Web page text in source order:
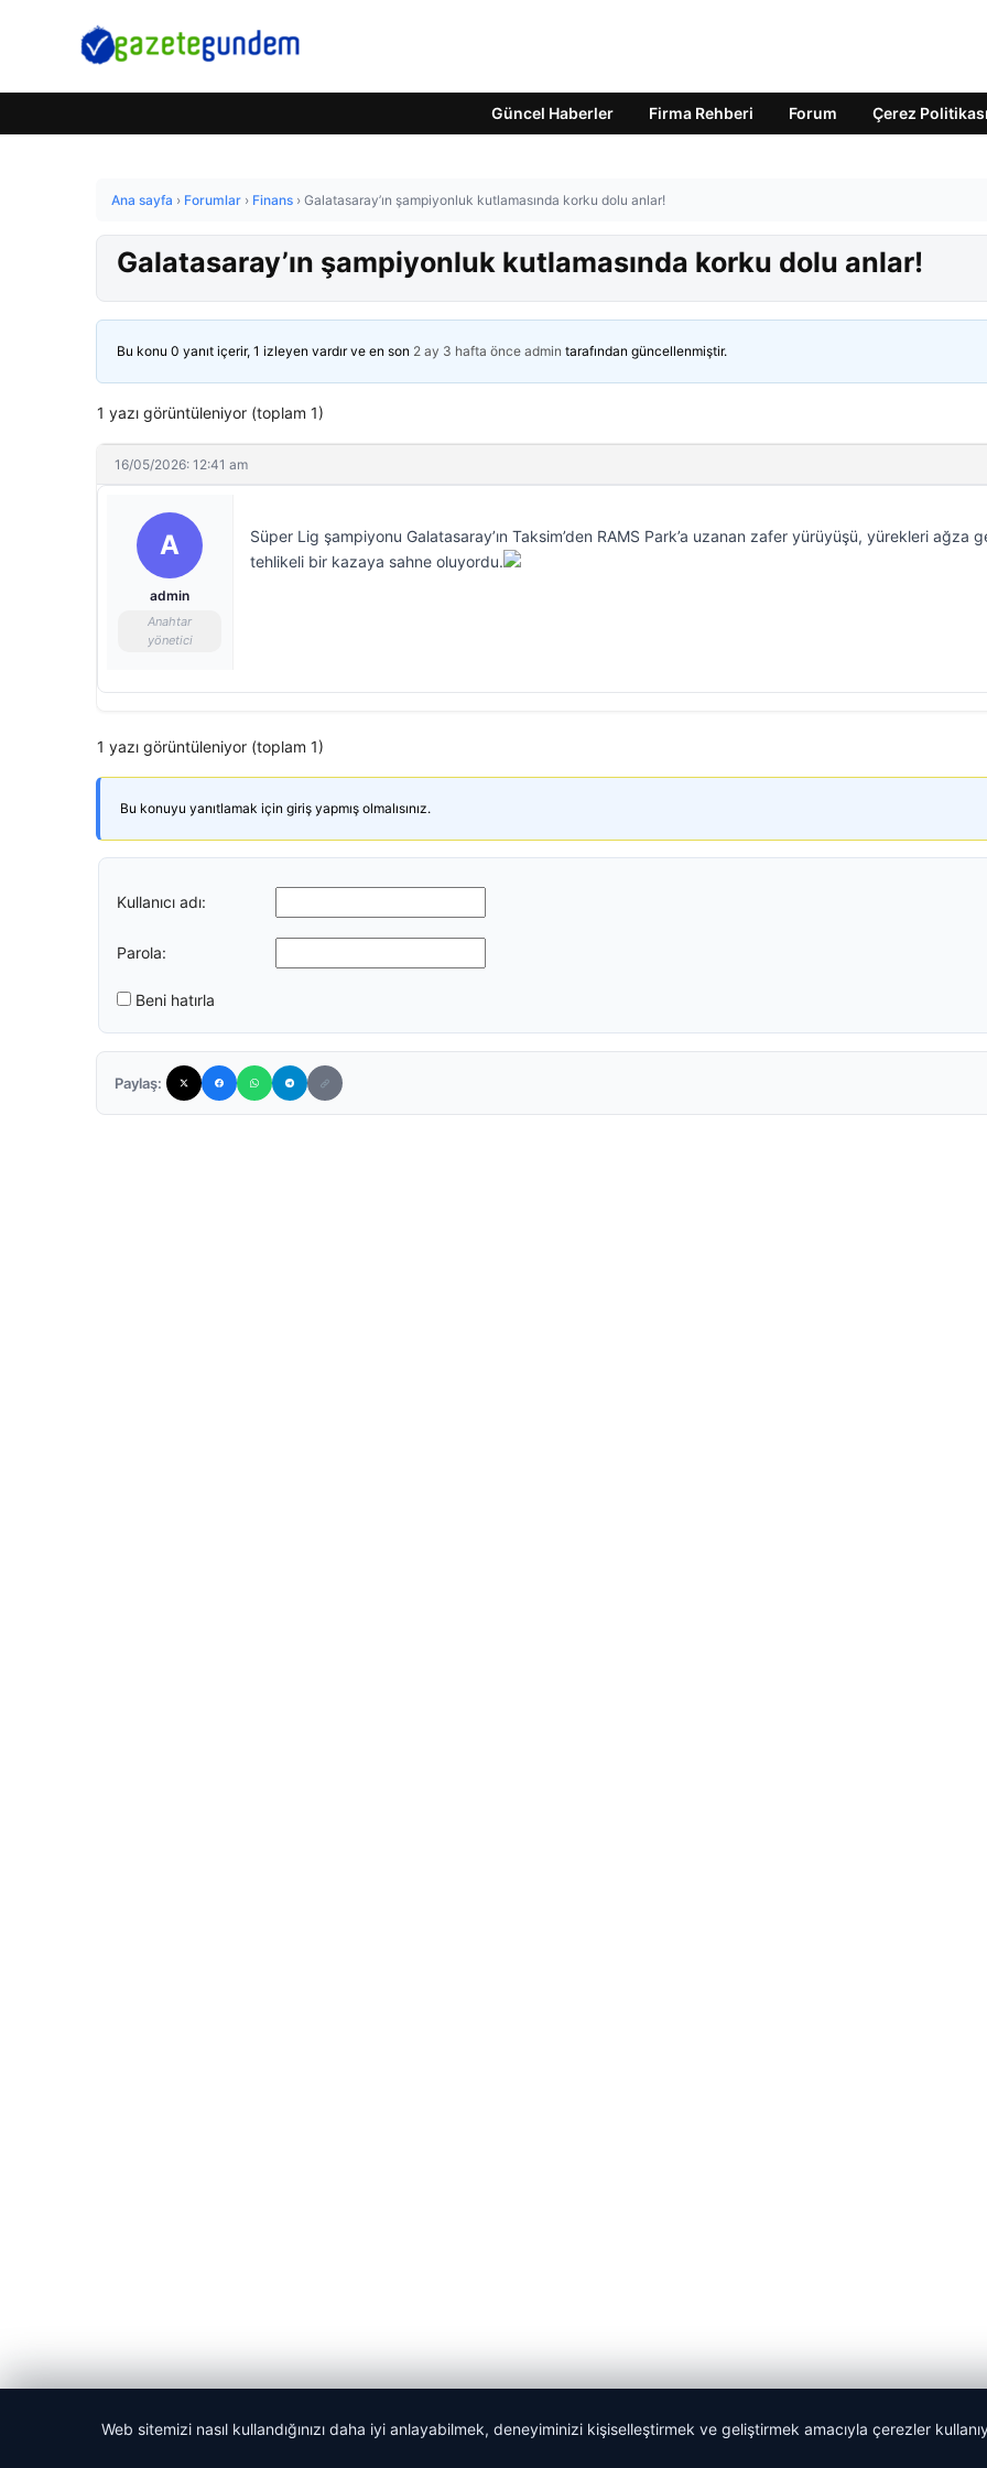
Güncel Haberler Firma Rehberi Forum Çerez Politikası
Ana sayfa › Forumlar › Finans › Galatasaray’ın şampiyonluk kutlamasında korku dolu anlar!
Galatasaray’ın şampiyonluk kutlamasında korku dolu anlar!
Bu konu 0 yanıt içerir, 1 izleyen vardır ve en son 2 ay 3 hafta önce admin tarafından güncellenmiştir.
1 yazı görüntüleniyor (toplam 1)
16/05/2026: 12:41 am
A
admin
Anahtar
yönetici
Süper Lig şampiyonu Galatasaray’ın Taksim’den RAMS Park’a uzanan zafer yürüyüşü, yürekleri ağza
tehlikeli bir kazaya sahne oluyordu.
1 yazı görüntüleniyor (toplam 1)
Bu konuyu yanıtlamak için giriş yapmış olmalısınız.
Kullanıcı adı:
Parola:
Beni hatırla
Paylaş:
© 2026 Gazete Gündem – Güncel Haberler
Web sitemizi nasıl kullandığınızı daha iyi anlayabilmek, deneyiminizi kişiselleştirmek ve geliştirmek amacıyla çerezler